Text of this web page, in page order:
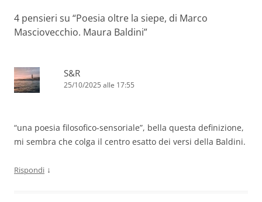
4 pensieri su “Poesia oltre la siepe, di Marco
Masciovecchio. Maura Baldini”
S&R
25/10/2025 alle 17:55
“una poesia filosofico-sensoriale”, bella questa definizione,
mi sembra che colga il centro esatto dei versi della Baldini.
Rispondi ↓